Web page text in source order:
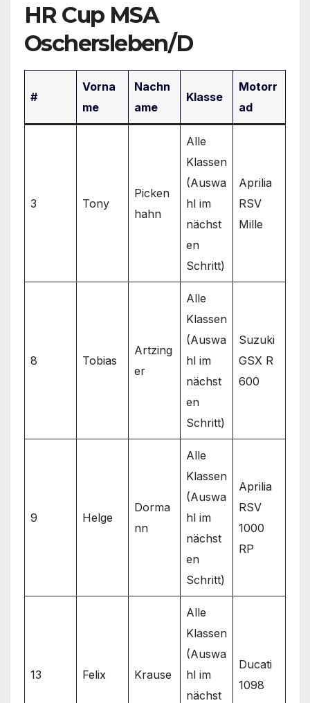
HR Cup MSA
Oschersleben/D
#
Vorna
me
Nachn
ame
Klasse
Motorr
ad
3 Tony
Picken
hahn
Alle
Klassen
(Auswa
hl im
nächst
en
Schritt)
Aprilia
RSV
Mille
8 Tobias
Artzing
er
Alle
Klassen
(Auswa
hl im
nächst
en
Schritt)
Suzuki
GSX R
600
9 Helge
Dorma
nn
Alle
Klassen
(Auswa
hl im
nächst
en
Schritt)
Aprilia
RSV
1000
RP
13 Felix Krause
Alle
Klassen
(Auswa
hl im
nächst
Ducati
1098